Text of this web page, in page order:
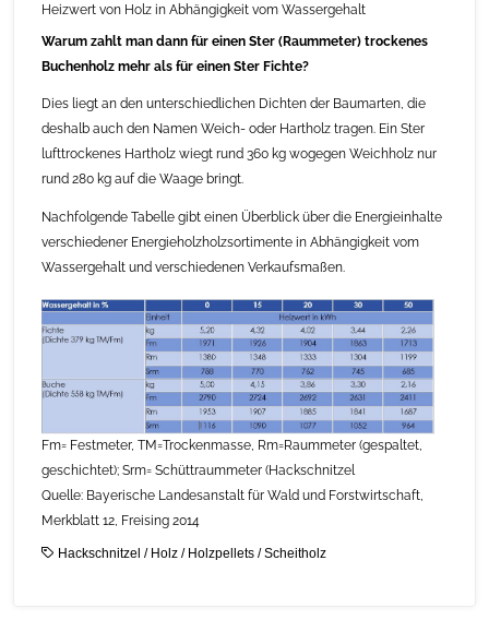
Heizwert von Holz in Abhängigkeit vom Wassergehalt
Warum zahlt man dann für einen Ster (Raummeter) trockenes
Buchenholz mehr als für einen Ster Fichte?
Dies liegt an den unterschiedlichen Dichten der Baumarten, die
deshalb auch den Namen Weich- oder Hartholz tragen. Ein Ster
lufttrockenes Hartholz wiegt rund 360 kg wogegen Weichholz nur
rund 280 kg auf die Waage bringt.
Nachfolgende Tabelle gibt einen Überblick über die Energieinhalte
verschiedener Energieholzholzsortimente in Abhängigkeit vom
Wassergehalt und verschiedenen Verkaufsmaßen.
Fm= Festmeter, TM=Trockenmasse, Rm=Raummeter (gespaltet,
geschichtet); Srm= Schüttraummeter (Hackschnitzel
Quelle: Bayerische Landesanstalt für Wald und Forstwirtschaft,
Merkblatt 12, Freising 2014
Hackschnitzel / Holz/ Holzpellets/Scheitholz